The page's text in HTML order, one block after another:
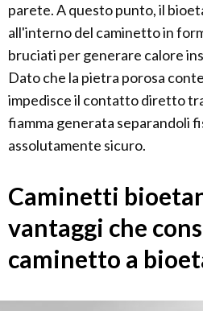
parete. A questo punto, il
all'interno del caminetto in
bruciati per generare calore
Dato che la pietra porosa
impedisce il contatto diretto
fiamma generata separandoli
assolutamente sicuro.
Caminetti
vantaggi che
caminetto a